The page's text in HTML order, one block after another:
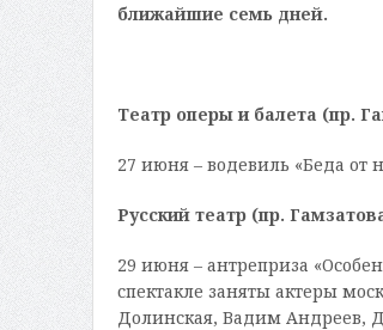
ближайшие семь дней.
Театр оперы и балета (пр.
27 июня – водевиль «Беда от
Русский театр (пр.
29 июня – антреприза
спектакле заняты актеры
Долинская, Вадим Андреев,